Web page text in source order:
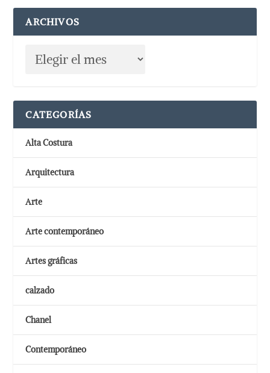
ARCHIVOS
CATEGORÍAS
Alta Costura
Arquitectura
Arte
Arte contemporáneo
Artes gráficas
calzado
Chanel
Contemporáneo